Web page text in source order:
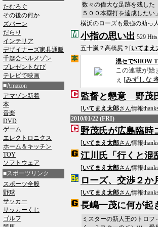
たむろぐ
その後の何か
ズバーン
だらり
インテリア
デザイナーズ家具通販
千趣会ベルメゾン
プレゼントなび
テレビで映画
■Amazon
アマゾン新着
本
音楽
DVD
ゲーム
エレクトロニクス
ホーム＆キッチン
TOY
ソフトウェア
■スポーツリンク
スポーツ全般
野球
サッカー
サッカーくじ
ゴルフ
数々の偉大な足跡を残した
５００本塁打を達成した
横浜のローズも最強の助っ
小指の思い出 529
五十嵐？高橋尻？[いてまえ
混セでSHOW
この連載が始
ぇ [みずしな
監督と懇意 野茂
[いてまえ太郎さん情報
2010/01/22 (FRI)
野茂氏が広島臨時
[いてまえ太郎さん情報
江川氏「行くと混
[いてまえ太郎さん情報
ローズ、交渉２か
[いてまえ太郎さん情報
長嶋一茂に何が起
ミスターの新人王のトロ